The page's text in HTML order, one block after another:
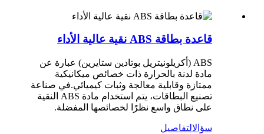
قاعدة بطاقة ABS نقية عالية الأداء
ABS (أكريلونيتريل بوتادين ستايرين) عبارة عن
مادة لدنة بالحرارة ذات خصائص ميكانيكية
ممتازة وقابلية معالجة وثبات كيميائي.في صناعة
تصنيع البطاقات، يتم استخدام مادة ABS النقية
على نطاق واسع نظرًا لخصائصها المفضلة.
سؤالالتفاصيل